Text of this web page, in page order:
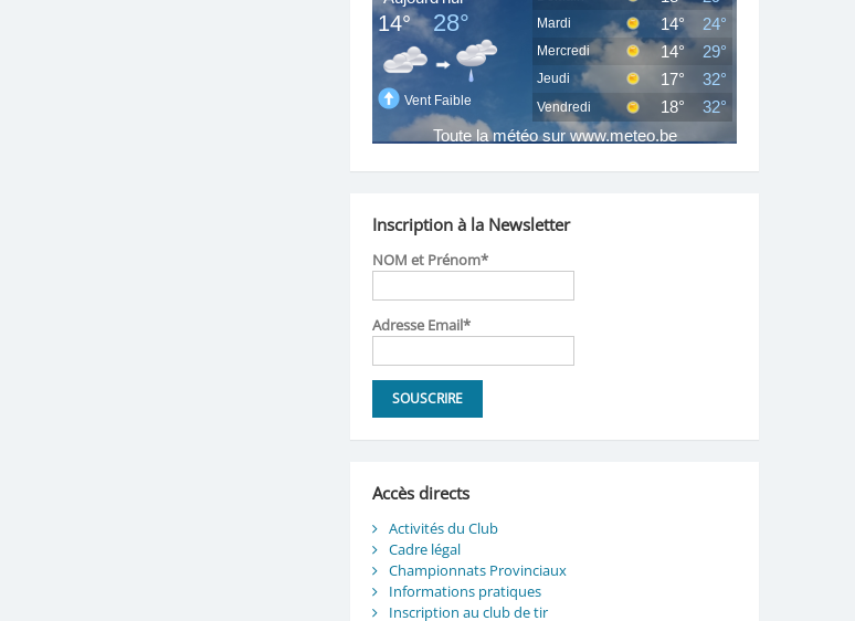
Inscription à la Newsletter
NOM et Prénom*
Adresse Email*
Accès directs
Activités du Club
Cadre légal
Championnats Provinciaux
Informations pratiques
Inscription au club de tir